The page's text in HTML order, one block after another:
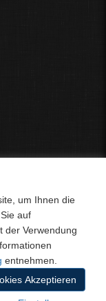
um Ihnen die
auf
der Verwendung
entnehmen.
Akzeptieren